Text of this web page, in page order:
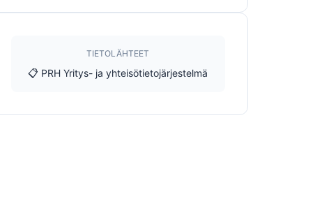
TIETOLÄHTEET
📋 PRH Yritys- ja yhteisötietojärjestelmä